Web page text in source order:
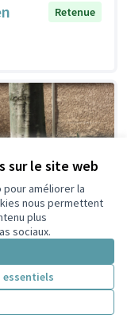
sur le site web
améliorer la
nous permettent
plus
sociaux.
essentiels
Retenue